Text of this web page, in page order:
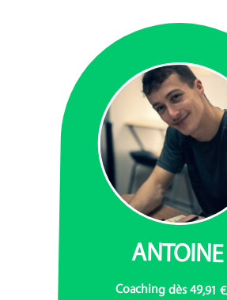
ANTOINE
Coaching dès 49,91